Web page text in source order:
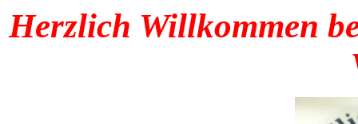
Herzlich Willkommen